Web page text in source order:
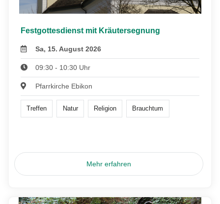
Festgottesdienst mit Kräutersegnung
Sa, 15. August 2026
09:30 - 10:30 Uhr
Pfarrkirche Ebikon
Treffen Natur Religion Brauchtum
Mehr erfahren